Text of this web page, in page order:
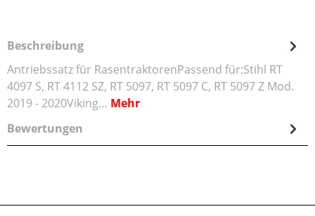
Beschreibung
Antriebssatz für RasentraktorenPassend für:Stihl RT
4097 S, RT 4112 SZ, RT 5097, RT 5097 C, RT 5097 Z Mod.
2019 - 2020Viking… Mehr
Bewertungen